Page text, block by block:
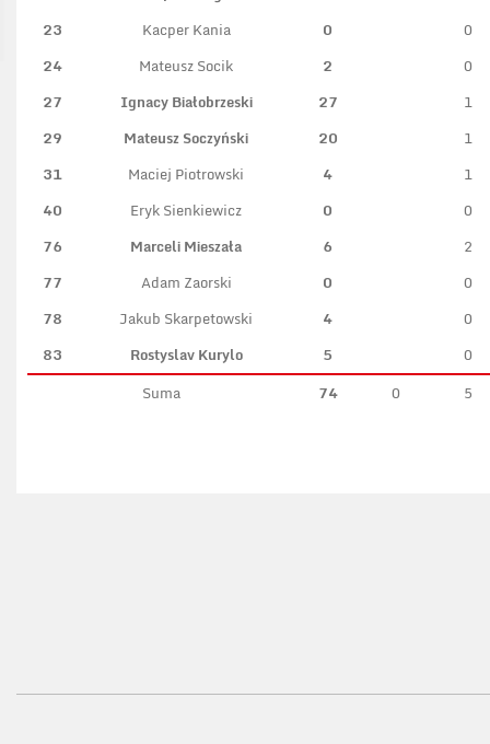
23
Kacper Kania 0
0
24
Mateusz Socik 2
0
27
Ignacy Białobrzeski 27
1
29
Mateusz Soczyński 20
1
31
Maciej Piotrowski 4
1
40
Eryk Sienkiewicz 0
0
76
Marceli Mieszała 6
2
77
Adam Zaorski 0
0
78
Jakub Skarpetowski 4
0
83
Rostyslav Kurylo 5
0
Suma
74 0 5